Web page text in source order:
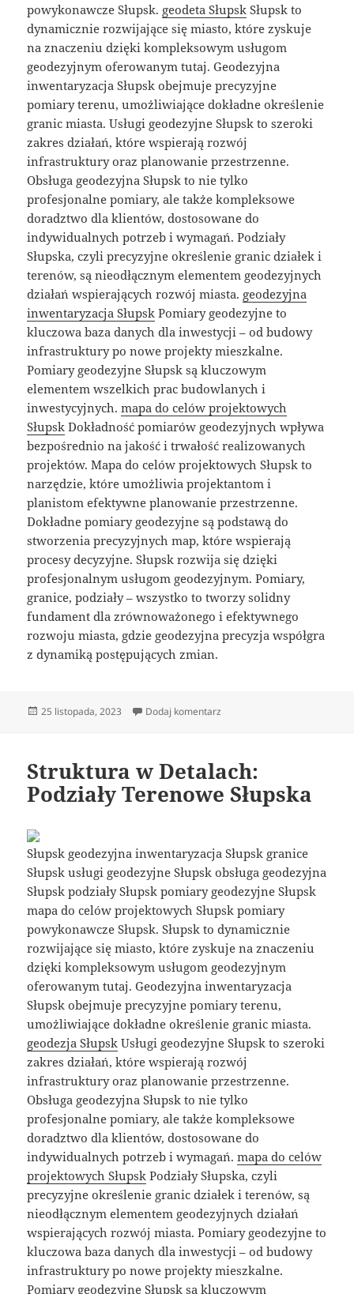
powykonawcze Słupsk. geodeta Słupsk Słupsk to
dynamicznie rozwijające się miasto, które zyskuje
na znaczeniu dzięki kompleksowym usługom
geodezyjnym oferowanym tutaj. Geodezyjna
inwentaryzacja Słupsk obejmuje precyzyjne
pomiary terenu, umożliwiające dokładne określenie
granic miasta. Usługi geodezyjne Słupsk to szeroki
zakres działań, które wspierają rozwój
infrastruktury oraz planowanie przestrzenne.
Obsługa geodezyjna Słupsk to nie tylko
profesjonalne pomiary, ale także kompleksowe
doradztwo dla klientów, dostosowane do
indywidualnych potrzeb i wymagań. Podziały
Słupska, czyli precyzyjne określenie granic działek i
terenów, są nieodłącznym elementem geodezyjnych
działań wspierających rozwój miasta. geodezyjna
inwentaryzacja Słupsk Pomiary geodezyjne to
kluczowa baza danych dla inwestycji – od budowy
infrastruktury po nowe projekty mieszkalne.
Pomiary geodezyjne Słupsk są kluczowym
elementem wszelkich prac budowlanych i
inwestycyjnych.mapa do celów projektowych
Słupsk Dokładność pomiarów geodezyjnych wpływa
bezpośrednio na jakość i trwałość realizowanych
projektów. Mapa do celów projektowych Słupsk to
narzędzie, które umożliwia projektantom i
planistom efektywne planowanie przestrzenne.
Dokładne pomiary geodezyjne są podstawą do
stworzenia precyzyjnych map, które wspierają
procesy decyzyjne. Słupsk rozwija się dzięki
profesjonalnym usługom geodezyjnym. Pomiary,
granice, podziały – wszystko to tworzy solidny
fundament dla zrównoważonego i efektywnego
rozwoju miasta, gdzie geodezyjna precyzja współgra
z dynamiką postępujących zmian.
Data
25 listopada, 2023 Dodaj komentarz
Struktura w Detalach:
Podziały Terenowe Słupska
Słupsk geodezyjna inwentaryzacja Słupsk granice
Słupsk usługi geodezyjne Słupsk obsługa geodezyjna
Słupsk podziały Słupsk pomiary geodezyjne Słupsk
mapa do celów projektowych Słupsk pomiary
powykonawcze Słupsk. Słupsk to dynamicznie
rozwijające się miasto, które zyskuje na znaczeniu
dzięki kompleksowym usługom geodezyjnym
oferowanym tutaj. Geodezyjna inwentaryzacja
Słupsk obejmuje precyzyjne pomiary terenu,
umożliwiające dokładne określenie granic miasta.
geodezja Słupsk Usługi geodezyjne Słupsk to szeroki
zakres działań, które wspierają rozwój
infrastruktury oraz planowanie przestrzenne.
Obsługa geodezyjna Słupsk to nie tylko
profesjonalne pomiary, ale także kompleksowe
doradztwo dla klientów, dostosowane do
indywidualnych potrzeb i wymagań.mapa do celów
projektowych Słupsk Podziały Słupska, czyli
precyzyjne określenie granic działek i terenów, są
nieodłącznym elementem geodezyjnych działań
wspierających rozwój miasta. Pomiary geodezyjne to
kluczowa baza danych dla inwestycji – od budowy
infrastruktury po nowe projekty mieszkalne.
Pomiary geodezyjne Słupsk są kluczowym